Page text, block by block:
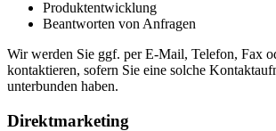
Produktentwicklung
Beantworten von Anfragen
Wir werden Sie ggf. per E-Mail, Telefon, Fax
kontaktieren, sofern Sie eine solche
unterbunden haben.
Direktmarketing